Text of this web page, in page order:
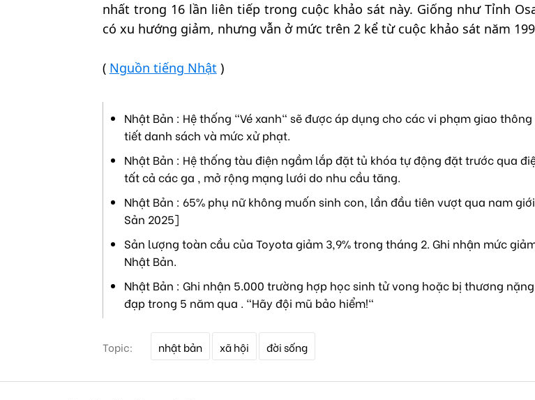
nhất trong 16 lần liên tiếp trong cuộc khảo sát này. Giống như Tỉnh
có xu hướng giảm, nhưng vẫn ở mức trên 2 kể từ cuộc khảo sát năm
( Nguồn tiếng Nhật )
Nhật Bản : Hệ thống "Vé xanh" sẽ được áp dụng cho các vi phạm giao
tiết danh sách và mức xử phạt.
Nhật Bản : Hệ thống tàu điện ngầm lắp đặt tủ khóa tự động đặt trước qua
tất cả các ga , mở rộng mạng lưới do nhu cầu tăng.
Nhật Bản : 65% phụ nữ không muốn sinh con, lần đầu tiên vượt qua nam
Sản 2025]
Sản lượng toàn cầu của Toyota giảm 3,9% trong tháng 2. Ghi nhận mức
Nhật Bản.
Nhật Bản : Ghi nhận 5.000 trường hợp học sinh tử vong hoặc bị thương
đạp trong 5 năm qua . "Hãy đội mũ bảo hiểm!"
Topic:
h
nhật bản xã hội đời sống